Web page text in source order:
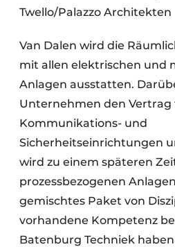
Twello/Palazzo Architekten
Van Dalen wird die
mit allen elektrischen und
Anlagen ausstatten.
Unternehmen den Vertrag
Kommunikations- und
Sicherheitseinrichtungen
wird zu einem späteren
prozessbezogenen
gemischtes Paket von
vorhandene Kompetenz
Batenburg Techniek